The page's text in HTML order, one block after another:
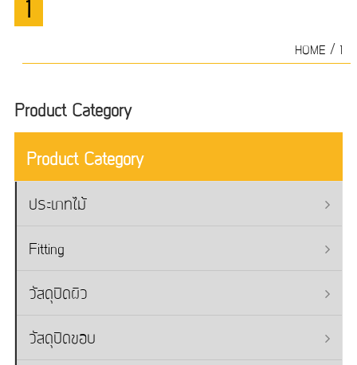
1
HOME /
Product Category
Product Category
ประเภทไม้
Fitting
วัสดุปิดผิว
วัสดุปิดขอบ